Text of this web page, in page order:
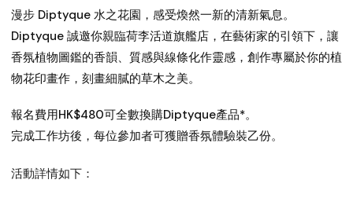
漫步 Diptyque 水之花園，感受煥然一新的清新氣息。
Diptyque 誠邀你親臨荷李活道旗艦店，在藝術家的引領下，讓
香氛植物圖鑑的香韻、質感與線條化作靈感，創作專屬於你的植
物花印畫作，刻畫細膩的草木之美。
報名費用HK$480可全數換購Diptyque產品*。
完成工作坊後，每位參加者可獲贈香氛體驗裝乙份。
活動詳情如下：